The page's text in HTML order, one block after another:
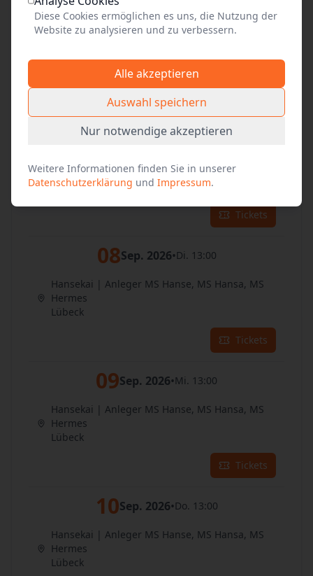
Hansekai | Anleger MS Hanse, MS Hansa, MS
Lübeck
Tickets
07Sep. 2026•Mo. 13:00
Hermes
Lübeck
Tickets
08Sep. 2026•Di. 13:00
Hansekai | Anleger MS Hanse, MS Hansa, MS
Hermes
Lübeck
Tickets
09Sep. 2026•Mi. 13:00
Hansekai | Anleger MS Hanse, MS Hansa, MS
Hermes
Lübeck
Tickets
10Sep. 2026•Do. 13:00
Hansekai | Anleger MS Hanse, MS Hansa, MS
Hermes
Lübeck
Diese Cookies ermöglichen es uns, die Nutzung der
Website zu analysieren und zu verbessern.
Alle akzeptieren
Auswahl speichern
Nur notwendige akzeptieren
Weitere Informationen finden Sie in unserer
Datenschutzerklärung und Impressum.